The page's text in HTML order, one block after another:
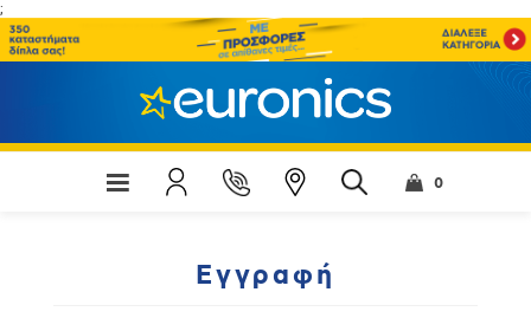
;
0
Εγγραφή